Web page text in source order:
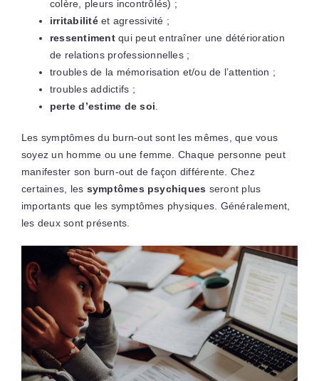
colère, pleurs incontrôlés) ;
irritabilitéet agressivité ;
ressentimentqui peut entraîner une détérioration
de relations professionnelles ;
troubles de la mémorisation et/ou de l’attention ;
troubles addictifs ;
perte d’estime de soi.
Les symptômes du burn-out sont les mêmes, que vous
soyez un homme ou une femme. Chaque personne peut
manifester son burn-out de façon différente. Chez
certaines, les symptômes psychiques seront plus
importants que les symptômes physiques. Généralement,
les deux sont présents.